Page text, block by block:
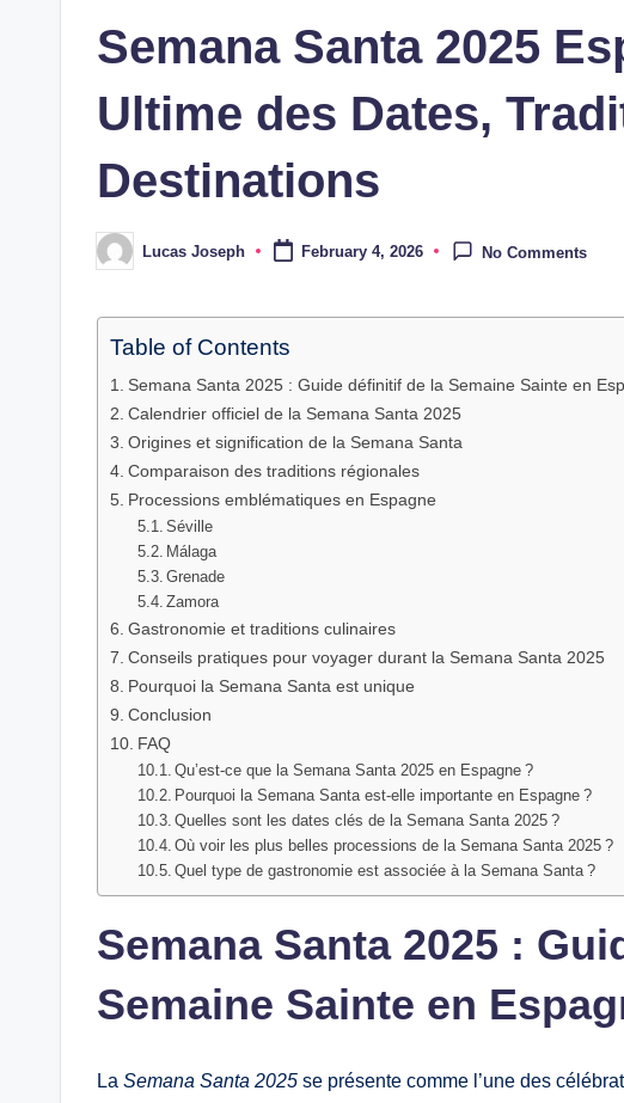
Semana Santa 2025
Ultime des Dates,
Destinations
PostedLucas Joseph February 4, 2026 No Comments
Table of Contents
Semana Santa 2025 : Guide définitif de la Semaine Sainte en
Calendrier officiel de la Semana Santa 2025
Origines et signification de la Semana Santa
Comparaison des traditions régionales
Processions emblématiques en Espagne
Séville
Málaga
Grenade
Zamora
Gastronomie et traditions culinaires
Conseils pratiques pour voyager durant la Semana Santa 2025
Pourquoi la Semana Santa est unique
Conclusion
FAQ
Qu’est‑ce que la Semana Santa 2025 en Espagne ?
Pourquoi la Semana Santa est‑elle importante en Espagne ?
Quelles sont les dates clés de la Semana Santa 2025 ?
Où voir les plus belles processions de la Semana Santa 2025 ?
Quel type de gastronomie est associée à la Semana Santa ?
Semana Santa 2025 :
Semaine Sainte en
La Semana Santa 2025 se présente comme l’une des